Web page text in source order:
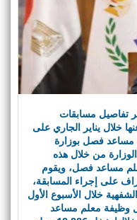
تفاصيل مسابقات
خلال يناير الجاري على
مساعد فصل بوزارة
الوزارة من خلال هذه
الى 11,114 ألف معلم مساعد فصل، ويقوم
على إجراء المسابقة،
خلال الأسبوع الأول
شغل وظيفة معلم مساعد